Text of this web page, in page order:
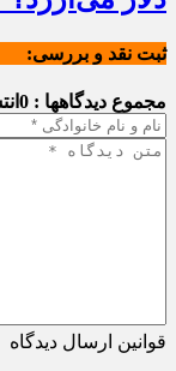
ثبت نقد و بررسی:
مجموع دیدگاهها : 0
قوانین ارسال دیدگاه